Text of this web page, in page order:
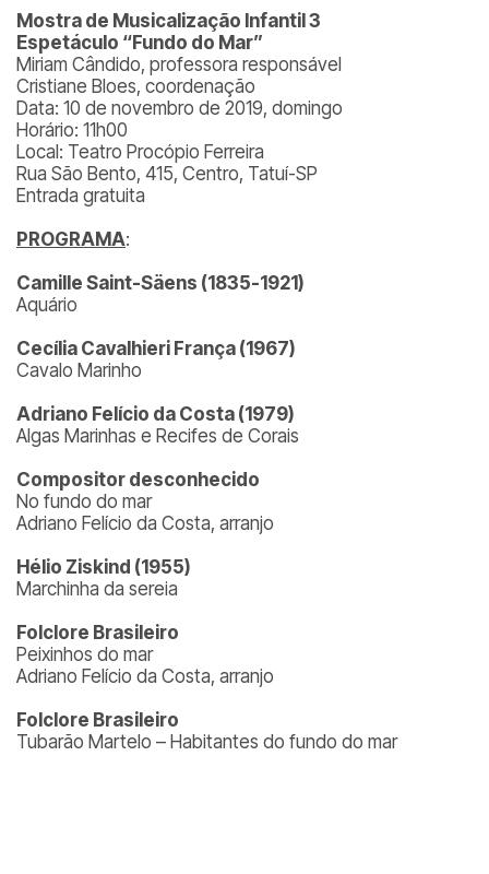
Mostra de Musicalização Infantil 3
Espetáculo “Fundo do Mar”
Miriam Cândido, professora responsável
Cristiane Bloes, coordenação
Data: 10 de novembro de 2019, domingo
Horário: 11h00
Local: Teatro Procópio Ferreira
Rua São Bento, 415, Centro, Tatuí-SP
Entrada gratuita
PROGRAMA:
Camille Saint-Säens (1835-1921)
Aquário
Cecília Cavalhieri França (1967)
Cavalo Marinho
Adriano Felício da Costa (1979)
Algas Marinhas e Recifes de Corais
Compositor desconhecido
No fundo do mar
Adriano Felício da Costa, arranjo
Hélio Ziskind (1955)
Marchinha da sereia
Folclore Brasileiro
Peixinhos do mar
Adriano Felício da Costa, arranjo
Folclore Brasileiro
Tubarão Martelo – Habitantes do fundo do mar